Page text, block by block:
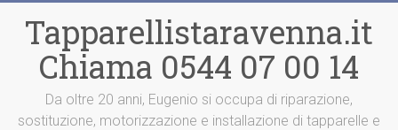
contenuto
Tapparellistaravenna.it
Chiama 0544 07 00 14
Da oltre 20 anni, Eugenio si occupa di riparazione,
sostituzione, motorizzazione e installazione di tapparelle e